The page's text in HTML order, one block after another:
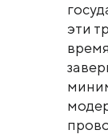
эти